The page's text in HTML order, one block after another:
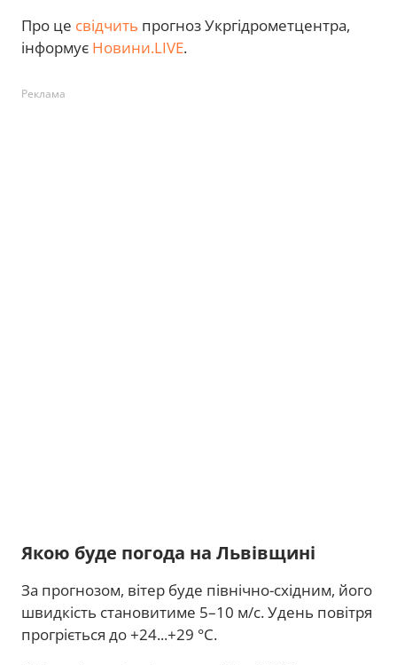
Про це свідчить прогноз Укргідрометцентра,
інформує Новини.LIVE.
Реклама
Якою буде погода на Львівщині
За прогнозом, вітер буде північно-східним, його
швидкість становитиме 5–10 м/с. Удень повітря
прогріється до +24...+29 °C.